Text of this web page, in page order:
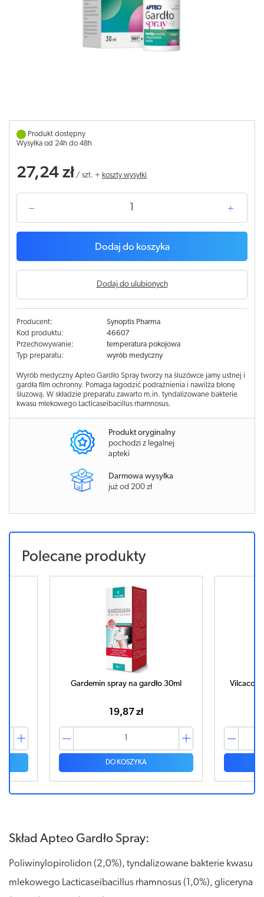
Produkt dostępny
Wysyłka od 24h do 48h
27,24 zł / szt. + koszty wysyłki
Dodaj do koszyka
Dodaj do ulubionych
Producent:
Synoptis Pharma
Kod produktu:
46607
Przechowywanie:
temperatura pokojowa
Typ preparatu:
wyrób medyczny
Wyrób medyczny Apteo Gardło Spray tworzy na śluzówce jamy ustnej i
gardła film ochronny. Pomaga łagodzić podrażnienia i nawilża błonę
śluzową. W składzie preparatu zawarto m.in. tyndalizowane bakterie
kwasu mlekowego Lacticaseibacillus rhamnosus.
Produkt oryginalny
pochodzi z legalnej
apteki
Darmowa wysyłka
już od 200 zł
Polecane produkty
Gardemin spray na gardło 30ml
19,87 zł
DO KOSZYKA
Vilcacora
Skład Apteo Gardło Spray:
Poliwinylopirolidon (2,0%), tyndalizowane bakterie kwasu
mlekowego Lacticaseibacillus rhamnosus (1,0%), gliceryna